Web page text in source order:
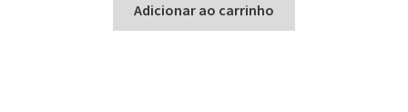
Adicionar ao carrinho